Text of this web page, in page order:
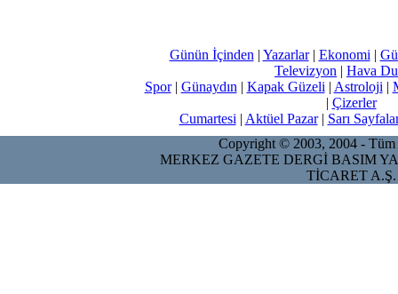
Günün İçinden | Yazarlar| Ekonomi |
Televizyon | Hava
Spor| Günaydın | Kapak Güzeli | Astroloji |
| Çizerler
Cumartesi | Aktüel Pazar| Sarı
Copyright © 2003, 2004 - Tüm
MERKEZ GAZETE DERGİ BASIM
TİCARET A.Ş.